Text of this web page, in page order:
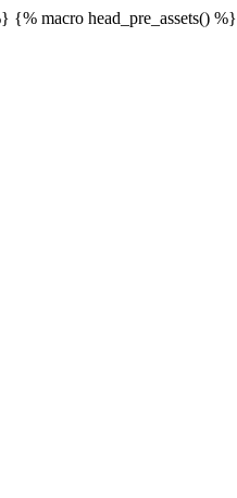
{% macro head_pre_assets() %}